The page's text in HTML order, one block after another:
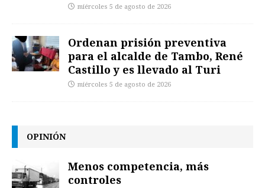
miércoles 5 de agosto de 2026
Ordenan prisión preventiva
para el alcalde de Tambo, René
Castillo y es llevado al Turi
miércoles 5 de agosto de 2026
OPINIÓN
Menos competencia, más
controles